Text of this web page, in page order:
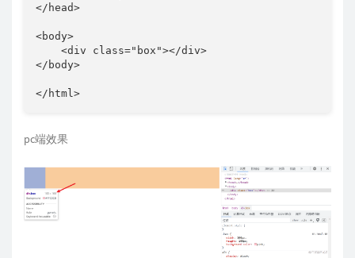
</ head>
<body>
<div class=" box "></div>
</ body>
</ html >
pc端效果